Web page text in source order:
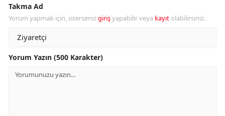
Takma Ad
Yorum yapmak için, istersenizgirişyapabilir veya kayıt olabilirsiniz.
Yorum Yazın (500 Karakter)